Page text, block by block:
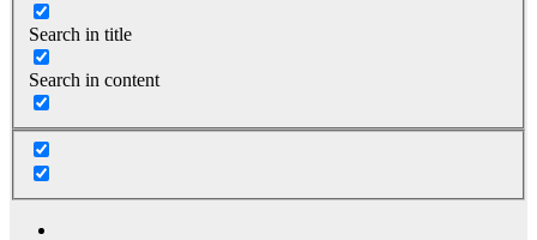
Search in title
Search in content